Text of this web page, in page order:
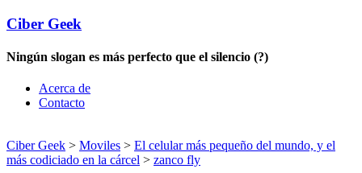
Ciber Geek
Ningún slogan es más perfecto que el silencio (?)
Acerca de
Contacto
Ciber Geek > Moviles > El celular más pequeño del mundo, y el
más codiciado en la cárcel > zanco fly